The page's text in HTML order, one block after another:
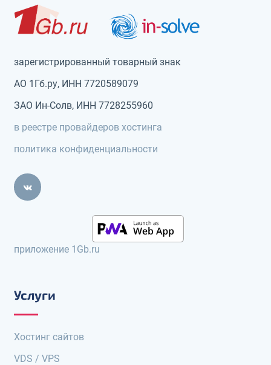
зарегистрированный товарный знак
АО 1Гб.ру, ИНН 7720589079
ЗАО Ин-Солв, ИНН 7728255960
в реестре провайдеров хостинга
политика конфиденциальности
приложение 1Gb.ru
Услуги
Хостинг сайтов
VDS / VPS